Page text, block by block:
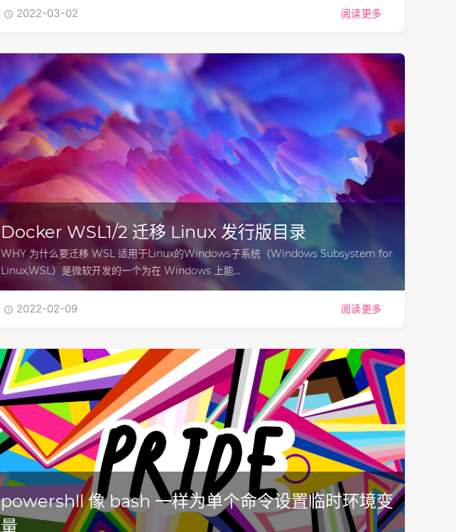
 2022-03-02 阅读更多
Docker WSL1/2 迁移 Linux 发行版目录
WHY 为什么要迁移 WSL 适用于Linux的Windows子系统（Windows Subsystem for
Linux,WSL）是微软开发的一个为在 Windows 上能…
 2022-02-09 阅读更多
powershll 像 bash 一样为单个命令设置临时环境变
量